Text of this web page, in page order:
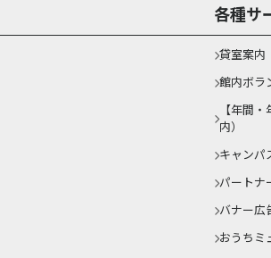
各種サ
貸室案内
館内ボラ
【年間
内）
キャンパ
パートナ
バナー広
おうちミ